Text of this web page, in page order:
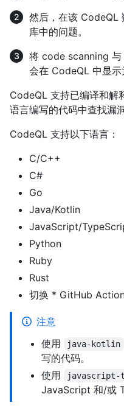
然后，在该 CodeQL
库中的问题。
将 code scanning
会在 CodeQL 中显示
CodeQL 支持已编译和解
语言编写的代码中查找漏
CodeQL 支持以下语言：
C/C++
C#
Go
Java/Kotlin
JavaScript/
Python
Ruby
Rust
切换 * GitHub
注意
使用
java-kotlin
写的代码。
使用
javascript-
JavaScript 和/或